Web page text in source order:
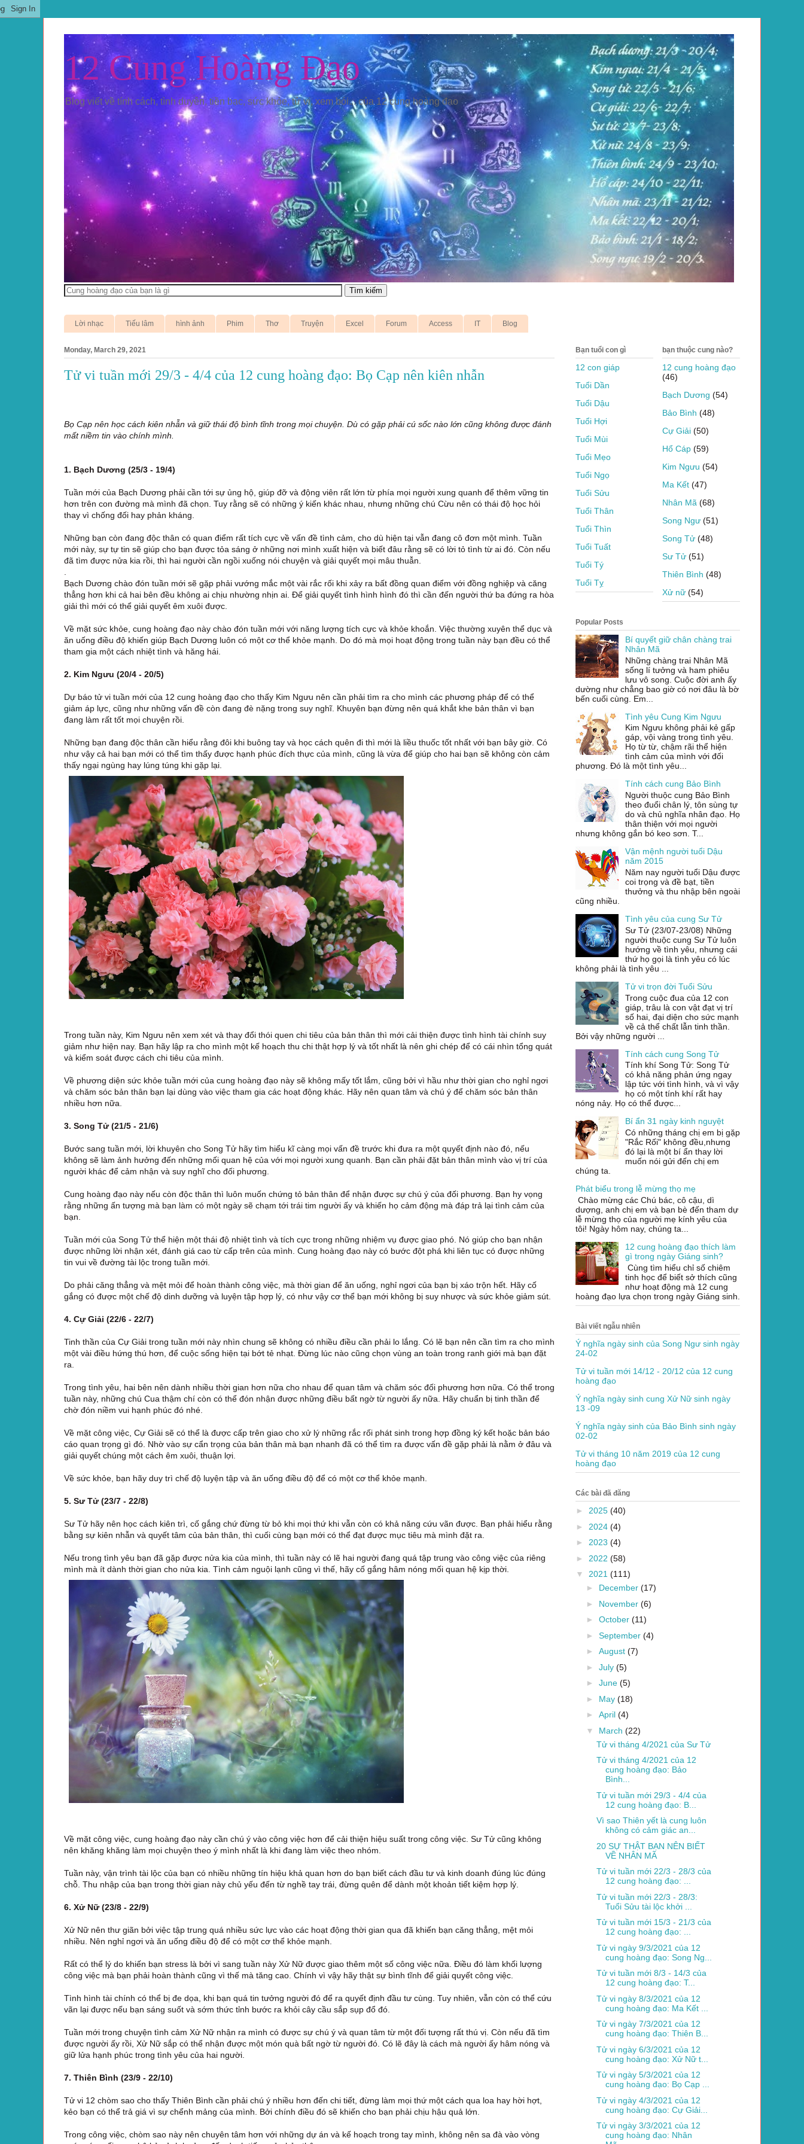
12 Cung Hoàng Đạo
Blog viết về tính cách, tình duyên, tiền bạc, sức khỏe, tử vi, xem bói... của 12 cung hoàng đạo
Lời nhạc Tiếu lâm hình ảnh Phim Thơ Truyện Excel Forum Access IT Blog
Monday, March 29, 2021
Tử vi tuần mới 29/3 - 4/4 của 12 cung hoàng đạo: Bọ Cạp nên kiên nhẫn
Bọ Cạp nên học cách kiên nhẫn và giữ thái độ bình tĩnh trong mọi chuyện. Dù có gặp phải cú sốc nào lớn cũng không được đánh
mất niềm tin vào chính mình.
1. Bạch Dương (25/3 - 19/4)
Tuần mới của Bạch Dương phải cần tới sự ủng hộ, giúp đỡ và động viên rất lớn từ phía mọi người xung quanh để thêm vững tin
hơn trên con đường mà mình đã chọn. Tuy rằng sẽ có những ý kiến khác nhau, nhưng những chú Cừu nên có thái độ học hỏi
thay vì chống đối hay phản kháng.
Những bạn còn đang độc thân có quan điểm rất tích cực về vấn đề tình cảm, cho dù hiện tại vẫn đang cô đơn một mình. Tuần
mới này, sự tự tin sẽ giúp cho bạn được tỏa sáng ở những nơi mình xuất hiện và biết đâu rằng sẽ có lời tỏ tình từ ai đó. Còn nếu
đã tìm được nửa kia rồi, thì hai người cần ngồi xuống nói chuyện và giải quyết mọi mâu thuẫn.
Bạch Dương chào đón tuần mới sẽ gặp phải vướng mắc một vài rắc rối khi xảy ra bất đồng quan điểm với đồng nghiệp và căng
thẳng hơn khi cả hai bên đều không ai chịu nhường nhịn ai. Để giải quyết tình hình hình đó thì cần đến người thứ ba đứng ra hòa
giải thì mới có thể giải quyết êm xuôi được.
Về mặt sức khỏe, cung hoàng đạo này chào đón tuần mới với năng lượng tích cực và khỏe khoắn. Việc thường xuyên thể dục và
ăn uống điều độ khiến giúp Bạch Dương luôn có một cơ thể khỏe mạnh. Do đó mà mọi hoạt động trong tuần này bạn đều có thể
tham gia một cách nhiệt tình và hăng hái.
2. Kim Ngưu (20/4 - 20/5)
Dự báo tử vi tuần mới của 12 cung hoàng đạo cho thấy Kim Ngưu nên cần phải tìm ra cho mình các phương pháp để có thể
giảm áp lực, cũng như những vấn đề còn đang đè nặng trong suy nghĩ. Khuyên bạn đừng nên quá khắt khe bản thân vì bạn
đang làm rất tốt mọi chuyện rồi.
Những bạn đang độc thân cần hiểu rằng đôi khi buông tay và học cách quên đi thì mới là liều thuốc tốt nhất với bạn bây giờ. Có
như vậy cả hai bạn mới có thể tìm thấy được hạnh phúc đích thực của mình, cũng là vừa để giúp cho hai bạn sẽ không còn cảm
thấy ngại ngùng hay lúng túng khi gặp lại.
Trong tuần này, Kim Ngưu nên xem xét và thay đổi thói quen chi tiêu của bản thân thì mới cải thiện được tình hình tài chính suy
giảm như hiện nay. Bạn hãy lập ra cho mình một kế hoạch thu chi thật hợp lý và tốt nhất là nên ghi chép để có cái nhìn tổng quát
và kiểm soát được cách chi tiêu của mình.
Về phương diện sức khỏe tuần mới của cung hoàng đạo này sẽ không mấy tốt lắm, cũng bởi vì hầu như thời gian cho nghỉ ngơi
và chăm sóc bản thân bạn lại dùng vào việc tham gia các hoạt động khác. Hãy nên quan tâm và chú ý để chăm sóc bản thân
nhiều hơn nữa.
3. Song Tử (21/5 - 21/6)
Bước sang tuần mới, lời khuyên cho Song Tử hãy tìm hiểu kĩ càng mọi vấn đề trước khi đưa ra một quyết định nào đó, nếu
không sẽ làm ảnh hưởng đến những mối quan hệ của với mọi người xung quanh. Bạn cần phải đặt bản thân mình vào vị trí của
người khác để cảm nhận và suy nghĩ cho đối phương.
Cung hoàng đạo này nếu còn độc thân thì luôn muốn chứng tỏ bản thân để nhận được sự chú ý của đối phương. Bạn hy vọng
rằng những ấn tượng mà bạn làm có một ngày sẽ chạm tới trái tim người ấy và khiến họ cảm động mà đáp trả lại tình cảm của
bạn.
Tuần mới của Song Tử thể hiện một thái độ nhiệt tình và tích cực trong những nhiệm vụ được giao phó. Nó giúp cho bạn nhận
được những lời nhận xét, đánh giá cao từ cấp trên của mình. Cung hoàng đạo này có bước đột phá khi liên tục có được những
tin vui về đường tài lộc trong tuần mới.
Do phải căng thẳng và mệt mỏi để hoàn thành công việc, mà thời gian để ăn uống, nghỉ ngơi của bạn bị xáo trộn hết. Hãy cố
gắng có được một chế độ dinh dưỡng và luyện tập hợp lý, có như vậy cơ thể bạn mới không bị suy nhược và sức khỏe giảm sút.
4. Cự Giải (22/6 - 22/7)
Tinh thần của Cự Giải trong tuần mới này nhìn chung sẽ không có nhiều điều cần phải lo lắng. Có lẽ bạn nên cần tìm ra cho mình
một vài điều hứng thú hơn, để cuộc sống hiện tại bớt tẻ nhạt. Đừng lúc nào cũng chọn vùng an toàn trong ranh giới mà bạn đặt
ra.
Trong tình yêu, hai bên nên dành nhiều thời gian hơn nữa cho nhau để quan tâm và chăm sóc đối phương hơn nữa. Có thể trong
tuần này, những chú Cua thậm chí còn có thể đón nhận được những điều bất ngờ từ người ấy nữa. Hãy chuẩn bị tinh thần để
chờ đón niềm vui hạnh phúc đó nhé.
Về mặt công việc, Cự Giải sẽ có thể là được cấp trên giao cho xử lý những rắc rối phát sinh trong hợp đồng ký kết hoặc bản báo
cáo quan trọng gì đó. Nhờ vào sự cẩn trọng của bản thân mà bạn nhanh đã có thể tìm ra được vấn đề gặp phải là nằm ở đâu và
giải quyết chúng một cách êm xuôi, thuận lợi.
Về sức khỏe, bạn hãy duy trì chế độ luyện tập và ăn uống điều độ để có một cơ thể khỏe mạnh.
5. Sư Tử (23/7 - 22/8)
Sư Tử hãy nên học cách kiên trì, cố gắng chứ đừng từ bỏ khi mọi thứ khi vẫn còn có khả năng cứu vãn được. Bạn phải hiểu rằng
bằng sự kiên nhẫn và quyết tâm của bản thân, thì cuối cùng bạn mới có thể đạt được mục tiêu mà mình đặt ra.
Nếu trong tình yêu bạn đã gặp được nửa kia của mình, thì tuần này có lẽ hai người đang quá tập trung vào công việc của riêng
mình mà ít dành thời gian cho nửa kia. Tình cảm nguội lạnh cũng vì thế, hãy cố gắng hâm nóng mối quan hệ kịp thời.
Về mặt công việc, cung hoàng đạo này cần chú ý vào công việc hơn để cải thiện hiệu suất trong công việc. Sư Tử cũng không
nên khăng khăng làm mọi chuyện theo ý mình nhất là khi đang làm việc theo nhóm.
Tuần này, vận trình tài lộc của bạn có nhiều những tín hiệu khả quan hơn do bạn biết cách đầu tư và kinh doanh đúng lúc đúng
chỗ. Thu nhập của bạn trong thời gian này chủ yếu đến từ nghề tay trái, đừng quên để dành một khoản tiết kiệm hợp lý.
6. Xử Nữ (23/8 - 22/9)
Xử Nữ nên thư giãn bởi việc tập trung quá nhiều sức lực vào các hoạt động thời gian qua đã khiến bạn căng thẳng, mệt mỏi
nhiều. Nên nghỉ ngơi và ăn uống điều độ để có một cơ thể khỏe mạnh.
Rất có thể lý do khiến bạn stress là bởi vì sang tuần này Xử Nữ được giao thêm một số công việc nữa. Điều đó làm khối lượng
công việc mà bạn phải hoàn thành cũng vì thế mà tăng cao. Chính vì vậy hãy thật sự bình tĩnh để giải quyết công việc.
Tình hình tài chính có thể bị đe dọa, khi bạn quá tin tưởng người đó để ra quyết định đầu tư cùng. Tuy nhiên, vẫn còn có thể cứu
vãn lại được nếu bạn sáng suốt và sớm thức tỉnh bước ra khỏi cây cầu sắp sụp đổ đó.
Tuần mới trong chuyện tình cảm Xử Nữ nhận ra mình có được sự chú ý và quan tâm từ một đối tượng rất thú vị. Còn nếu đã tìm
được người ấy rồi, Xử Nữ sắp có thể nhận được một món quà bất ngờ từ người đó. Có lẽ đây là cách mà người ấy hâm nóng và
giữ lửa hạnh phúc trong tình yêu của hai người.
7. Thiên Bình (23/9 - 22/10)
Tử vi 12 chòm sao cho thấy Thiên Bình cần phải chú ý nhiều hơn đến chi tiết, đừng làm mọi thứ một cách qua loa hay hời hợt,
kẻo bạn có thể trả giá vì sự chểnh mảng của mình. Bởi chính điều đó sẽ khiến cho bạn phải chịu hậu quả lớn.
Trong công việc, chòm sao này nên chuyên tâm hơn với những dự án và kế hoạch trong tay mình, không nên sa đà vào vòng
Bạn tuổi con gì
12 con giáp
Tuổi Dần
Tuổi Dậu
Tuổi Hợi
Tuổi Mùi
Tuổi Mẹo
Tuổi Ngọ
Tuổi Sửu
Tuổi Thân
Tuổi Thìn
Tuổi Tuất
Tuổi Tý
Tuổi Tỵ
bạn thuộc cung nào?
12 cung hoàng đạo
(46)
Bạch Dương (54)
Bảo Bình (48)
Cự Giải (50)
Hổ Cáp (59)
Kim Ngưu (54)
Ma Kết (47)
Nhân Mã (68)
Song Ngư (51)
Song Tử (48)
Sư Tử (51)
Thiên Bình (48)
Xử nữ (54)
Popular Posts
Bí quyết giữ chân chàng trai
Nhân Mã
Những chàng trai Nhân Mã
sống lí tưởng và ham phiêu
lưu vô song. Cuộc đời anh ấy
dường như chẳng bao giờ có nơi đâu là bờ
bến cuối cùng. Em...
Tình yêu Cung Kim Ngưu
Kim Ngưu không phải kẻ gấp
gáp, vội vàng trong tình yêu.
Họ từ từ, chậm rãi thể hiện
tình cảm của mình với đối
phương. Đó là một tình yêu...
Tính cách cung Bảo Bình
Người thuộc cung Bảo Bình
theo đuổi chân lý, tôn sùng tự
do và chủ nghĩa nhân đạo. Họ
thân thiện với mọi người
nhưng không gắn bó keo sơn. T...
Vận mệnh người tuổi Dậu
năm 2015
Năm nay người tuổi Dậu được
coi trọng và đề bạt, tiền
thưởng và thu nhập bên ngoài
cũng nhiều.
Tình yêu của cung Sư Tử
Sư Tử (23/07-23/08) Những
người thuộc cung Sư Tử luôn
hướng về tình yêu, nhưng cái
thứ họ gọi là tình yêu có lúc
không phải là tình yêu ...
Tử vi trọn đời Tuổi Sửu
Trong cuộc đua của 12 con
giáp, trâu là con vật đạt vị trí
số hai, đại diện cho sức mạnh
về cả thể chất lẫn tinh thần.
Bởi vậy những người ...
Tính cách cung Song Tử
Tính khí Song Tử: Song Tử
có khả năng phản ứng ngay
lập tức với tình hình, và vì vậy
họ có một tính khí rất hay
nóng nảy. Họ có thể được...
Bí ẩn 31 ngày kinh nguyệt
Có những tháng chị em bị gặp
"Rắc Rối" không đều,nhưng
đó lại là một bí ẩn thay lời
muốn nói gửi đến chị em
chúng ta.
Phát biểu trong lễ mừng thọ mẹ
Chào mừng các Chú bác, cô cậu, dì
dượng, anh chị em và bạn bè đến tham dự
lễ mừng thọ của người mẹ kính yêu của
tôi! Ngày hôm nay, chúng ta...
12 cung hoàng đạo thích làm
gì trong ngày Giáng sinh?
Cùng tìm hiểu chỉ số chiêm
tinh học để biết sở thích cũng
như hoạt động mà 12 cung
hoàng đạo lựa chọn trong ngày Giáng sinh.
Bài viết ngẫu nhiên
Ý nghĩa ngày sinh của Song Ngư sinh ngày
24-02
Tử vi tuần mới 14/12 - 20/12 của 12 cung
hoàng đạo
Ý nghĩa ngày sinh cung Xử Nữ sinh ngày
13 -09
Ý nghĩa ngày sinh của Bảo Bình sinh ngày
02-02
Tử vi tháng 10 năm 2019 của 12 cung
hoàng đạo
Các bài đã đăng
► 2025 (40)
► 2024 (4)
► 2023 (4)
► 2022 (58)
▼ 2021 (111)
► December (17)
► November (6)
► October (11)
► September (4)
► August (7)
► July (5)
► June (5)
► May (18)
► April (4)
▼ March (22)
Tử vi tháng 4/2021 của Sư Tử
Tử vi tháng 4/2021 của 12
cung hoàng đạo: Bảo
Bình...
Tử vi tuần mới 29/3 - 4/4 của
12 cung hoàng đạo: B...
Vì sao Thiên yết là cung luôn
không có cảm giác an...
20 SỰ THẬT BẠN NÊN BIẾT
VỀ NHÂN MÃ
Tử vi tuần mới 22/3 - 28/3 của
12 cung hoàng đạo: ...
Tử vi tuần mới 22/3 - 28/3:
Tuổi Sửu tài lộc khởi ...
Tử vi tuần mới 15/3 - 21/3 của
12 cung hoàng đạo: ...
Tử vi ngày 9/3/2021 của 12
cung hoàng đạo: Song Ng...
Tử vi tuần mới 8/3 - 14/3 của
12 cung hoàng đạo: T...
Tử vi ngày 8/3/2021 của 12
cung hoàng đạo: Ma Kết ...
Tử vi ngày 7/3/2021 của 12
cung hoàng đạo: Thiên B...
Tử vi ngày 6/3/2021 của 12
cung hoàng đạo: Xử Nữ t...
Tử vi ngày 5/3/2021 của 12
cung hoàng đạo: Bọ Cạp ...
Tử vi ngày 4/3/2021 của 12
cung hoàng đạo: Cự Giải...
Tử vi ngày 3/3/2021 của 12
cung hoàng đạo: Nhân